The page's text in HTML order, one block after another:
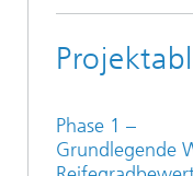
Phase 1 –
Grundlegende